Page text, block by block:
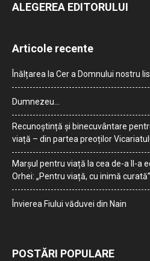
ALEGEREA EDITORULUI
Articole recente
Înălțarea la Cer a Domnului nostru
Dumnezeu…
Recunoștință și binecuvântare
viață – din partea preoților
Marșul pentru viață la cea de-a II-a
Orhei: „Pentru viață, cu inimă curată”
Învierea Fiului văduvei din Nain
POSTĂRI POPULARE